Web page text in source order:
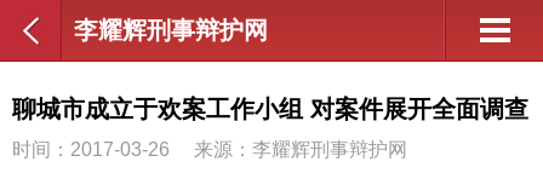
李耀辉刑事辩护网
聊城市成立于欢案工作小组 对案件展开全面调查
时间：2017-03-26 来源：李耀辉刑事辩护网